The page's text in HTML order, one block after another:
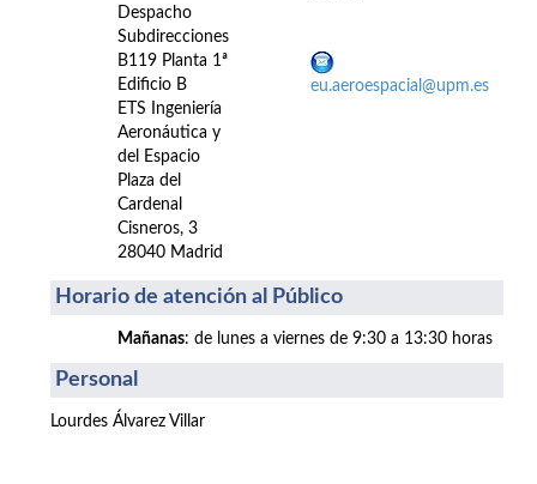
Despacho
Subdirecciones
B119 Planta 1ª
Edificio B
ETS Ingeniería
Aeronáutica y
del Espacio
Plaza del
Cardenal
Cisneros, 3
28040 Madrid
eu.aeroespacial@upm.es
Horario de atención al Público
Mañanas: de lunes a viernes de 9:30 a 13:30 horas
Personal
Lourdes Álvarez Villar